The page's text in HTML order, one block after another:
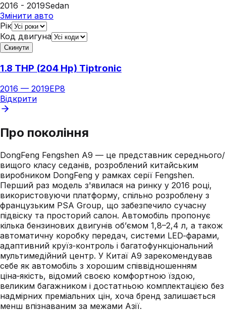
2016 - 2019Sedan
Змінити авто
Рік
Код двигуна
Скинути
1.8 THP (204 Hp) Tiptronic
2016 — 2019EP8
Відкрити
Про покоління
DongFeng Fengshen A9 — це представник середнього/
вищого класу седанів, розроблений китайським
виробником DongFeng у рамках серії Fengshen.
Перший раз модель з'явилася на ринку у 2016 році,
використовуючи платформу, спільно розроблену з
французьким PSA Group, що забезпечило сучасну
підвіску та просторий салон. Автомобіль пропонує
кілька бензинових двигунів об’ємом 1,8–2,4 л, а також
автоматичну коробку передач, системи LED‑фарами,
адаптивний круїз‑контроль і багатофункціональний
мультимедійний центр. У Китаї A9 зарекомендував
себе як автомобіль з хорошим співвідношенням
ціна‑якість, відомий своєю комфортною їздою,
великим багажником і достатньою комплектацією без
надмірних преміальних цін, хоча бренд залишається
менш впізнаваним за межами Азії.